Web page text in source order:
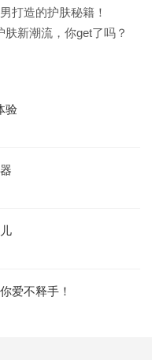
打造的护肤秘籍！
新潮流，你get了吗？
验
爱不释手！